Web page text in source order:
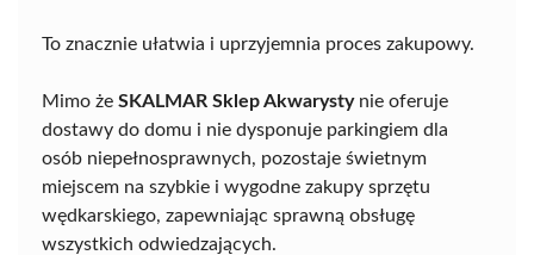
To znacznie ułatwia i uprzyjemnia proces zakupowy.
Mimo że SKALMAR Sklep Akwarystynie oferuje
dostawy do domu i nie dysponuje parkingiem dla
osób niepełnosprawnych, pozostaje świetnym
miejscem na szybkie i wygodne zakupy sprzętu
wędkarskiego, zapewniając sprawną obsługę
wszystkich odwiedzających.